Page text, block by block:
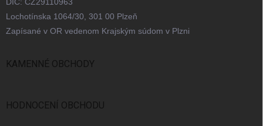
Lochotínska 1064/30, 301 00 Plzeň
Zapísané v OR vedenom Krajským súdom v Plzni
KAMENNÉ OBCHODY
HODNOCENÍ OBCHODU